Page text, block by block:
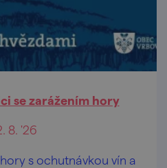
se zarážením hory
8. '26
s ochutnávkou vín a